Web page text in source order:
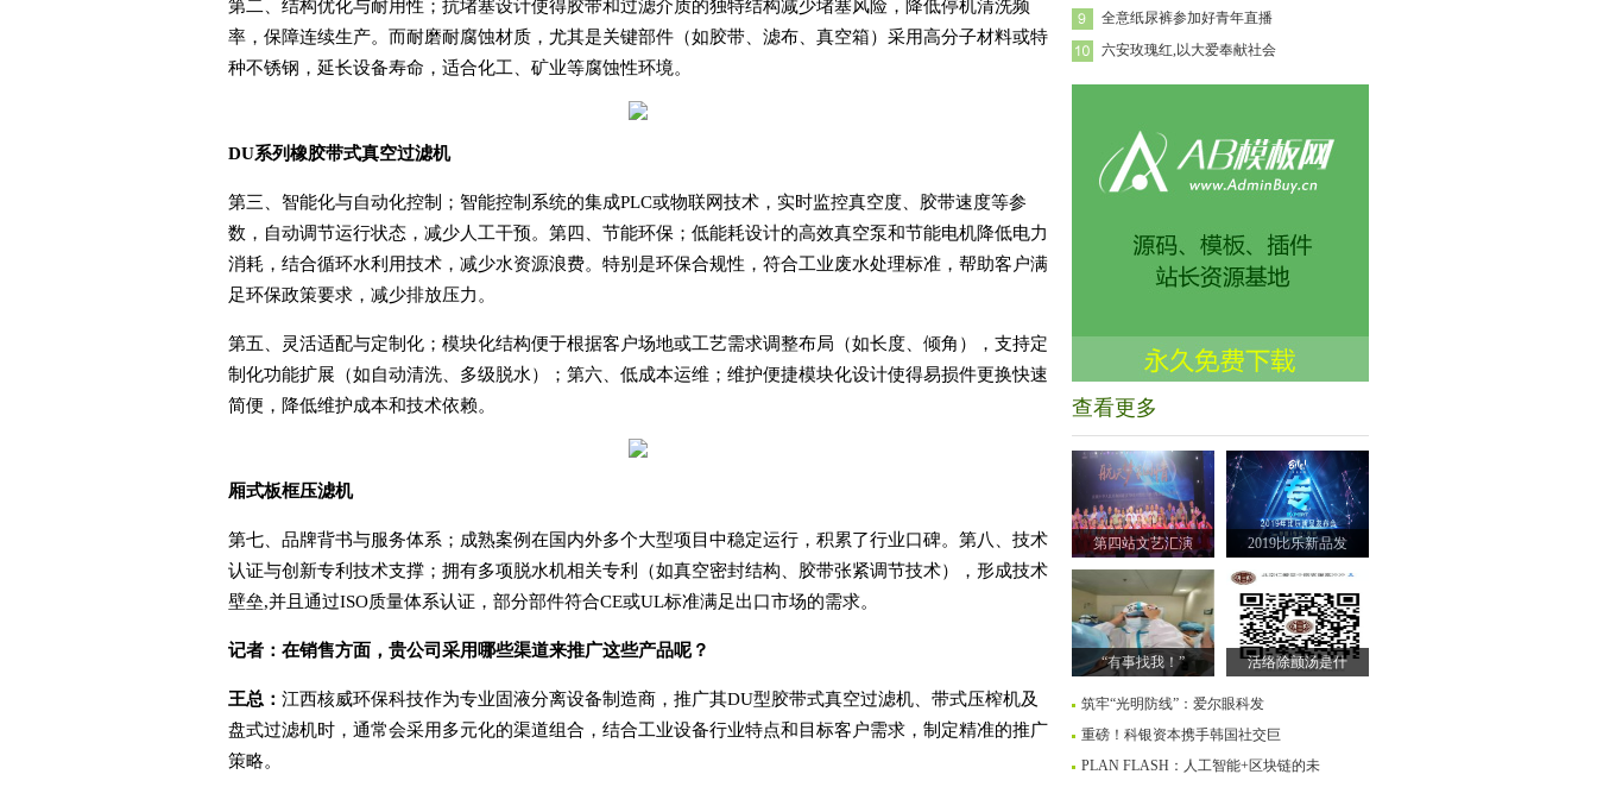
第二、结构优化与耐用性；抗堵塞设计使得胶带和过滤介质的独特结构减少堵塞风险，降低停机清洗频
率，保障连续生产。而耐磨耐腐蚀材质，尤其是关键部件（如胶带、滤布、真空箱）采用高分子材料或特
种不锈钢，延长设备寿命，适合化工、矿业等腐蚀性环境。
DU系列橡胶带式真空过滤机
第三、智能化与自动化控制；智能控制系统的集成PLC或物联网技术，实时监控真空度、胶带速度等参
数，自动调节运行状态，减少人工干预。第四、节能环保；低能耗设计的高效真空泵和节能电机降低电力
消耗，结合循环水利用技术，减少水资源浪费。特别是环保合规性，符合工业废水处理标准，帮助客户满
足环保政策要求，减少排放压力。
第五、灵活适配与定制化；模块化结构便于根据客户场地或工艺需求调整布局（如长度、倾角），支持定
制化功能扩展（如自动清洗、多级脱水）；第六、低成本运维；维护便捷模块化设计使得易损件更换快速
简便，降低维护成本和技术依赖。
厢式板框压滤机
第七、品牌背书与服务体系；成熟案例在国内外多个大型项目中稳定运行，积累了行业口碑。第八、技术
认证与创新专利技术支撑；拥有多项脱水机相关专利（如真空密封结构、胶带张紧调节技术），形成技术
壁垒,并且通过ISO质量体系认证，部分部件符合CE或UL标准满足出口市场的需求。
记者： 在销售方面，贵公司采用哪些渠道来推广这些产品呢？
王总： 江西核威环保科技作为专业固液分离设备制造商，推广其DU型胶带式真空过滤机、带式压榨机及
盘式过滤机时，通常会采用多元化的渠道组合，结合工业设备行业特点和目标客户需求，制定精准的推广
策略。
全意纸尿裤参加好青年直播
六安玫瑰红,以大爱奉献社会
查看更多
第四站文艺汇演 2019比乐新品发
“有事找我！” 活络除颤汤是什
筑牢“光明防线”：爱尔眼科发
重磅！科银资本携手韩国社交巨
PLAN FLASH：人工智能+区块链的未